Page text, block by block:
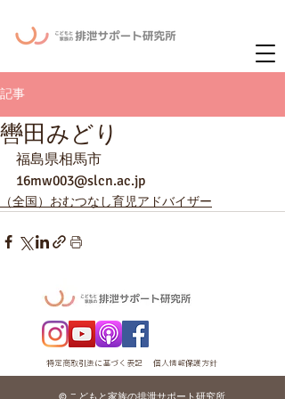
記事
轡田みどり
福島県相馬市
16mw003@slcn.ac.jp
（全国）おむつなし育児アドバイザー
特定商取引法に基づく表記 個人情報保護方針